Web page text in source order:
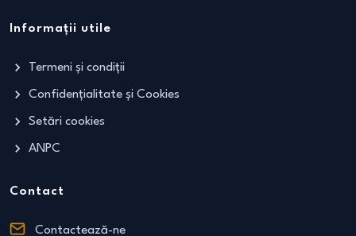
Informații utile
Termeni și condiții
Confidențialitate și Cookies
Setări cookies
ANPC
Contact
Contactează-ne